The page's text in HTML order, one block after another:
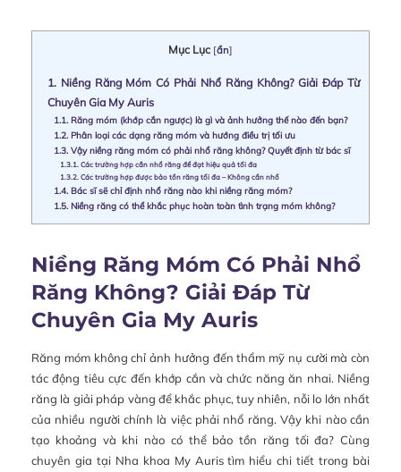
Mục Lục [ẩn]
1. Niềng Răng Móm Có Phải Nhổ Răng Không? Giải Đáp Từ
Chuyên Gia My Auris
1.1. Răng móm (khớp cắn ngược) là gì và ảnh hưởng thế nào đến bạn?
1.2. Phân loại các dạng răng móm và hướng điều trị tối ưu
1.3. Vậy niềng răng móm có phải nhổ răng không? Quyết định từ bác sĩ
1.3.1. Các trường hợp cần nhổ răng để đạt hiệu quả tối đa
1.3.2. Các trường hợp được bảo tồn răng tối đa – Không cần nhổ
1.4. Bác sĩ sẽ chỉ định nhổ răng nào khi niềng răng móm?
1.5. Niềng răng có thể khắc phục hoàn toàn tình trạng móm không?
Niềng Răng Móm Có Phải Nhổ
Răng Không? Giải Đáp Từ
Chuyên Gia My Auris
Răng móm không chỉ ảnh hưởng đến thẩm mỹ nụ cười mà còn
tác động tiêu cực đến khớp cắn và chức năng ăn nhai. Niềng
răng là giải pháp vàng để khắc phục, tuy nhiên, nỗi lo lớn nhất
của nhiều người chính là việc phải nhổ răng. Vậy khi nào cần
tạo khoảng và khi nào có thể bảo tồn răng tối đa? Cùng
chuyên gia tại Nha khoa My Auris tìm hiểu chi tiết trong bài